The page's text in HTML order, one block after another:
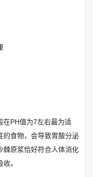
在PH值为7左右最为适
的食物，会导致胃酸分泌
棘原浆恰好符合人体消化
。